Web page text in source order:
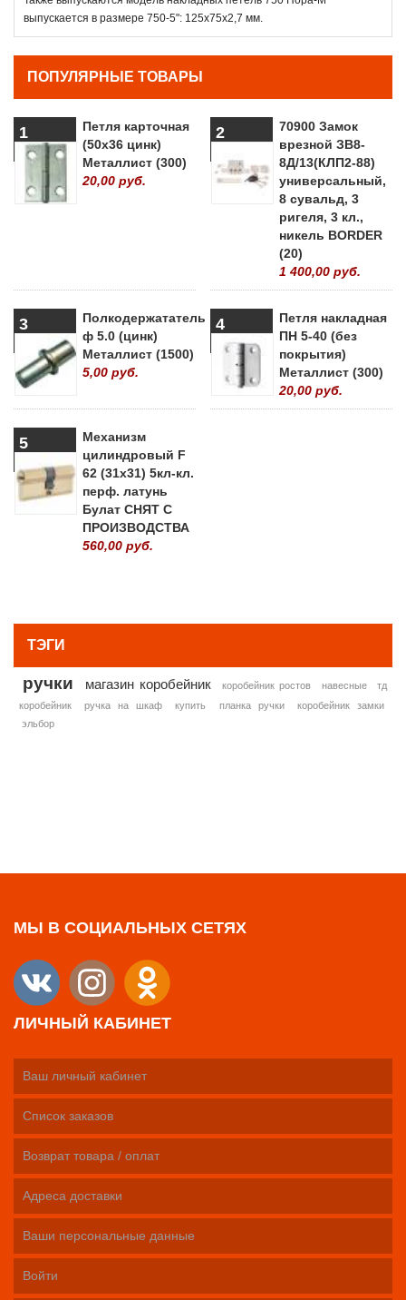
выпускается в размере 750-5": 125x75х2,7 мм.
ПОПУЛЯРНЫЕ ТОВАРЫ
1
Петля карточная
(50х36 цинк)
Металлист (300)
20,00 руб.
2
70900 Замок
врезной ЗВ8-
8Д/13(КЛП2-88)
универсальный,
8 сувальд, 3
ригеля, 3 кл.,
никель BORDER
(20)
1 400,00 руб.
3
Полкодержататель
ф 5.0 (цинк)
Металлист (1500)
5,00 руб.
4
Петля накладная
ПН 5-40 (без
покрытия)
Металлист (300)
20,00 руб.
5
Механизм
цилиндровый F
62 (31х31) 5кл-кл.
перф. латунь
Булат СНЯТ С
ПРОИЗВОДСТВА
560,00 руб.
ТЭГИ
ручки магазин коробейник коробейник ростов навесные
тд
коробейник
ручка на шкаф купить планка ручки
коробейник замки
эльбор
МЫ В СОЦИАЛЬНЫХ СЕТЯХ
ЛИЧНЫЙ КАБИНЕТ
Ваш личный кабинет
Список заказов
Возврат товара / оплат
Адреса доставки
Ваши персональные данные
Войти